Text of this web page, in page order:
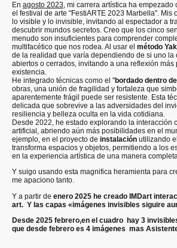
En agosto 2023, mi carrera artística ha empezado
el festival de arte "FestiARTE 2023 Marbella". Mis
lo visible y lo invisible, invitando al espectador a
descubrir mundos secretos. Creo que los cinco
menudo son insuficientes para comprender
multifacético que nos rodea. Al usar el método
de la realidad que varía dependiendo de si uno la
abiertos o cerrados, invitando a una reflexión
existencia.
He integrado técnicas como el "bordado dentro
obras, una unión de fragilidad y fortaleza que
aparentemente frágil puede ser resistente. Esta
delicada que sobrevive a las adversidades del
resiliencia y belleza oculta en la vida cotidiana.
Desde 2022, he estado explorando la interacción
artificial, abriendo aún más posibilidades en el
ejemplo, en el proyecto de instalación utilizando
transforma espacios y objetos, permitiendo a los
en la experiencia artística de una manera
Y suigo usando esta magnifica heramienta para
me apaciono tanto.
Y a partir de enero 2025 he creado IMDart
art. Y las capas «imágenes invisibles siguire
Desde 2025 febrero,en el cuadro hay 3
que desde febrero es 4 imágenes mas